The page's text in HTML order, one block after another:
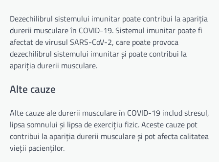
Dezechilibrul sistemului imunitar poate contribui la apariția
durerii musculare în COVID-19. Sistemul imunitar poate fi
afectat de virusul SARS-CoV-2, care poate provoca
dezechilibrul sistemului imunitar și poate contribui la
apariția durerii musculare.
Alte cauze
Alte cauze ale durerii musculare în COVID-19 includ stresul,
lipsa somnului și lipsa de exercițiu fizic. Aceste cauze pot
contribui la apariția durerii musculare și pot afecta calitatea
vieții pacienților.